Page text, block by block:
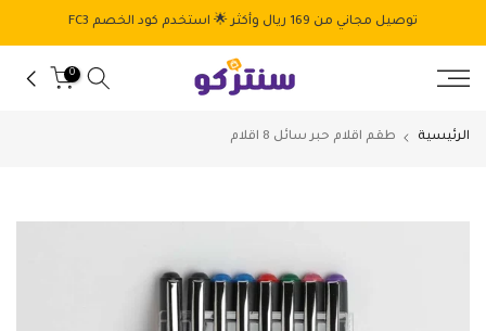
إلى
المحتوى
توصيل مجاني من 169 ريال وأكثر 🌟 استخدم كود الخصم FC3
0
الرئيسية طقم اقلام حبر سائل 8 اقلام